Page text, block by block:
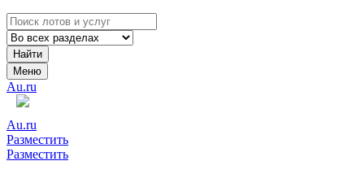
Найти
Меню
Au.ru
Au.ru
Разместить
Разместить